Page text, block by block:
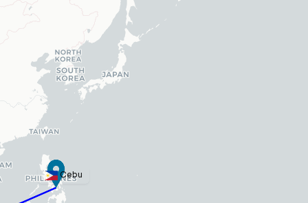
Cebu